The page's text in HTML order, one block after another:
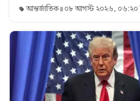
আন্তর্জাতিক ০৮ আগস্ট ২০২৬, ০৬:২০